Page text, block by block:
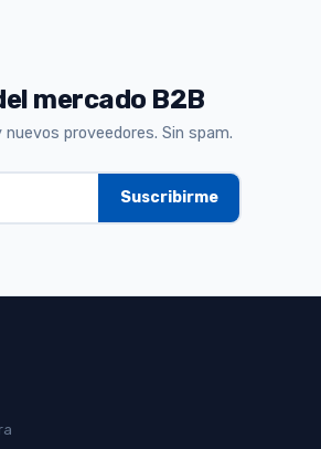
mercado B2B
proveedores. Sin spam.